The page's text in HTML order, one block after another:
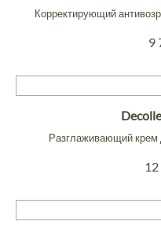
Корректирующий
9
Разглаживающий крем